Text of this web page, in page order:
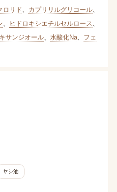
ロリド
カプリリルグリコール、
ヒドロキシエチルセルロース
サンジオール、 水酸化Na、 フェ
ヤシ油